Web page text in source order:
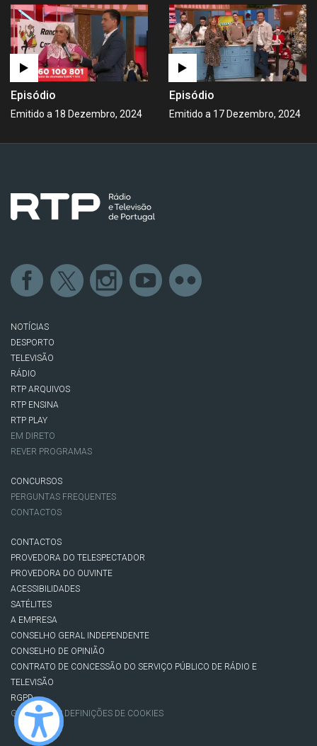
Episódio
Emitido a 18 Dezembro, 2024
Episódio
Emitido a 17 Dezembro, 2024
NOTÍCIAS
DESPORTO
TELEVISÃO
RÁDIO
RTP ARQUIVOS
RTP ENSINA
RTP PLAY
EM DIRETO
REVER PROGRAMAS
CONCURSOS
PERGUNTAS FREQUENTES
CONTACTOS
CONTACTOS
PROVEDORA DO TELESPECTADOR
PROVEDORA DO OUVINTE
ACESSIBILIDADES
SATÉLITES
A EMPRESA
CONSELHO GERAL INDEPENDENTE
CONSELHO DE OPINIÃO
CONTRATO DE CONCESSÃO DO SERVIÇO PÚBLICO DE RÁDIO E
TELEVISÃO
RGPD
GESTÃO DAS DEFINIÇÕES DE COOKIES